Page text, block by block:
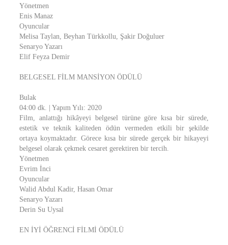
Yönetmen
Enis Manaz
Oyuncular
Melisa Taylan, Beyhan Türkkollu, Şakir Doğuluer
Senaryo Yazarı
Elif Feyza Demir
BELGESEL FİLM MANSİYON ÖDÜLÜ
Bulak
04:00 dk. | Yapım Yılı: 2020
Film, anlattığı hikâyeyi belgesel türüne göre kısa bir sürede,
estetik ve teknik kaliteden ödün vermeden etkili bir şekilde
ortaya koymaktadır. Görece kısa bir sürede gerçek bir hikayeyi
belgesel olarak çekmek cesaret gerektiren bir tercih.
Yönetmen
Evrim İnci
Oyuncular
Walid Abdul Kadir, Hasan Omar
Senaryo Yazarı
Derin Su Uysal
EN İYİ ÖĞRENCİ FİLMİ ÖDÜLÜ